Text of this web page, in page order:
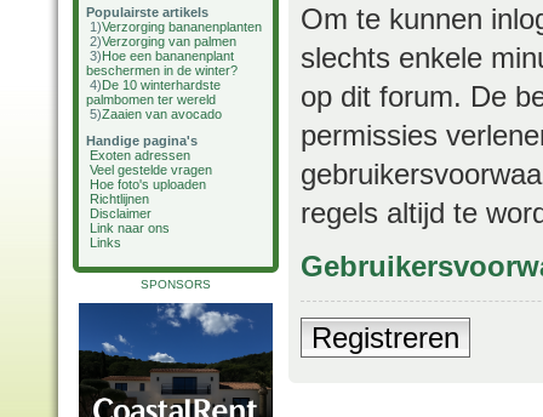
Populairste artikels
1)Verzorging bananenplanten
2)Verzorging van palmen
3)Hoe een bananenplant
beschermen in de winter?
4)De 10 winterhardste
palmbomen ter wereld
5)Zaaien van avocado
Handige pagina's
Exoten adressen
Veel gestelde vragen
Hoe foto's uploaden
Richtlijnen
Disclaimer
Link naar ons
Links
SPONSORS
Om te kunnen
slechts enkele
op dit forum. De
permissies
regels altijd te
Registreren